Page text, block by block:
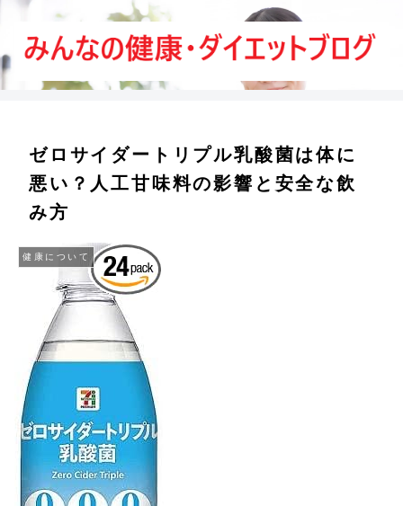
ゼロサイダートリプル乳酸菌は体に
悪い？人工甘味料の影響と安全な飲
み方
健康について